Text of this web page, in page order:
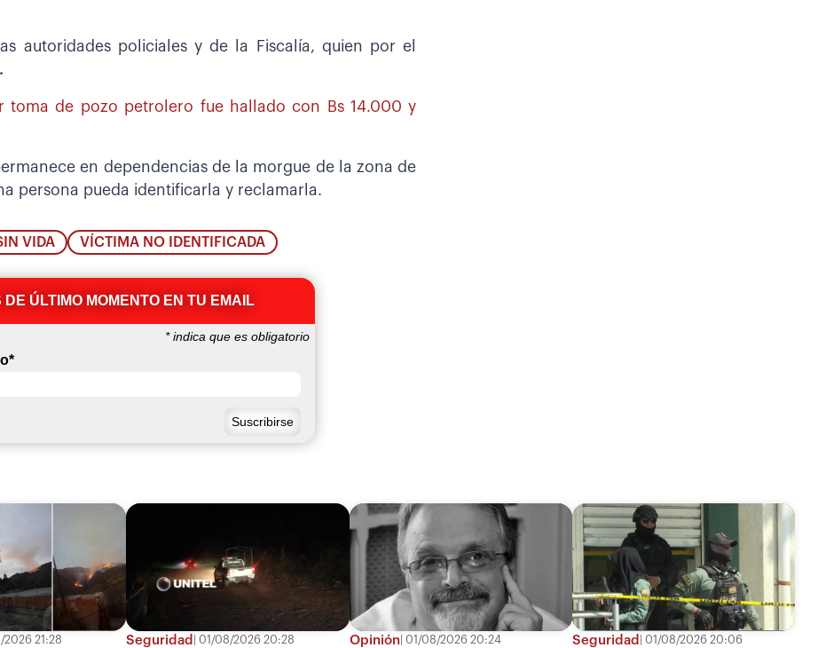
autoridades policiales y de la Fiscalía, quien por el
toma de pozo petrolero fue hallado con Bs 14.000 y
en dependencias de la morgue de la zona de
persona pueda identificarla y reclamarla.
VIDA VÍCTIMA NO IDENTIFICADA
ÚLTIMO MOMENTO EN TU EMAIL
*indica que es obligatorio
*
2026 21:28 Seguridad 01/08/2026 20:28 Opinión 01/08/2026 20:24 Seguridad 01/08/2026 20:06